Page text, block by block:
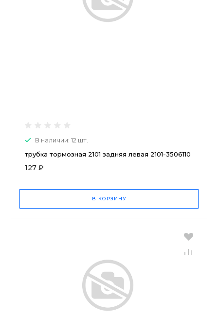
В наличии: 12 шт.
трубка тормозная 2101 задняя левая 2101-3506110
127 ₽
В КОРЗИНУ